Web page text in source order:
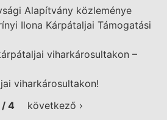
Alapítvány közleménye
Ilona Kárpátaljai Támogatási
viharkárosultakon –
viharkárosultakon!
/ 4
következő ›